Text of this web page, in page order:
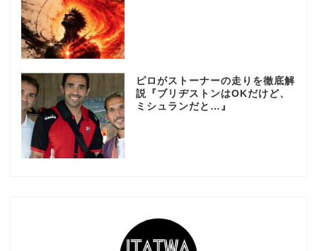
ピロがストーナーの走りを徹底解
説『ブリヂストンはOKだけど、
ミシュランだと…』